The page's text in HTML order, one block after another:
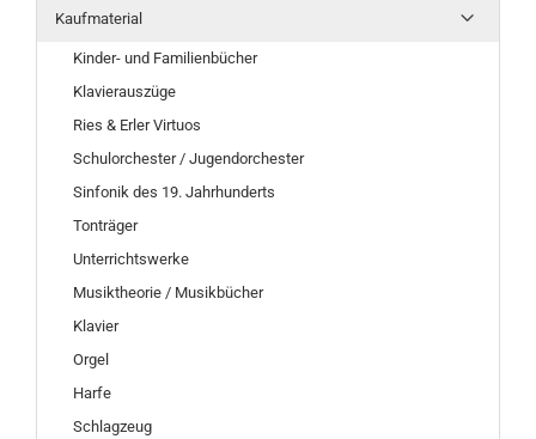
Kaufmaterial
Kinder- und Familienbücher
Klavierauszüge
Ries & Erler Virtuos
Schulorchester / Jugendorchester
Sinfonik des 19. Jahrhunderts
Tonträger
Unterrichtswerke
Musiktheorie / Musikbücher
Klavier
Orgel
Harfe
Schlagzeug